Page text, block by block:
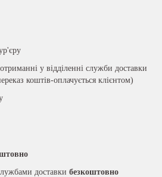
у відділенні служби доставки
коштів-оплачується клієнтом)
доставки безкоштовно